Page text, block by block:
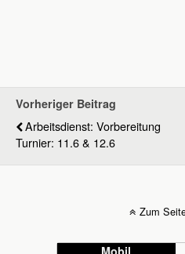
Vorheriger Beitrag
Arbeitsdienst: Vorbereitung
Turnier: 11.6 & 12.6
Zum
Mobil